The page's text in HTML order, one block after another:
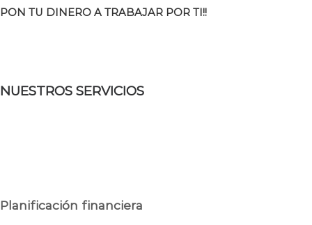
PON TU DINERO A TRABAJAR POR TI!!
NUESTROS SERVICIOS
Planificación financiera